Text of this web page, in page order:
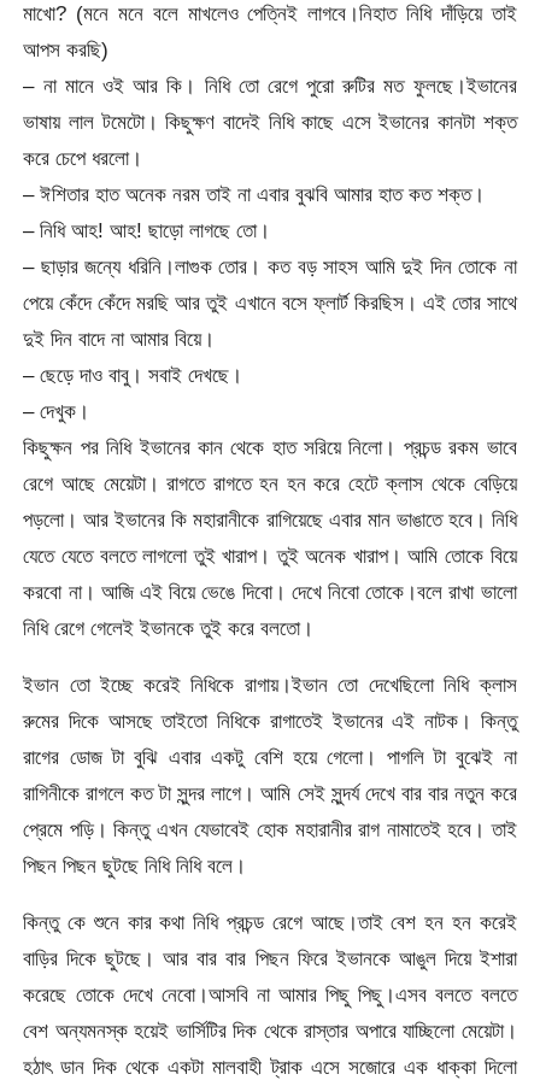
মাখো? (মনে মনে বলে মাখলেও পেত্নিই লাগবে।নিহাত নিধি দাঁড়িয়ে তাই
আপস করছি)
– না মানে ওই আর কি। নিধি তো রেগে পুরো রুটির মত ফুলছে।ইভানের
ভাষায় লাল টমেটো। কিছুক্ষণ বাদেই নিধি কাছে এসে ইভানের কানটা শক্ত
করে চেপে ধরলো।
– ঈশিতার হাত অনেক নরম তাই না এবার বুঝবি আমার হাত কত শক্ত।
– নিধি আহ! আহ! ছাড়ো লাগছে তো।
– ছাড়ার জন্যে ধরিনি।লাগুক তোর। কত বড় সাহস আমি দুই দিন তোকে না
পেয়ে কেঁদে কেঁদে মরছি আর তুই এখানে বসে ফ্লার্ট কিরছিস। এই তোর সাথে
দুই দিন বাদে না আমার বিয়ে।
– ছেড়ে দাও বাবু। সবাই দেখছে।
– দেখুক।
কিছুক্ষন পর নিধি ইভানের কান থেকে হাত সরিয়ে নিলো। প্রচন্ড রকম ভাবে
রেগে আছে মেয়েটা। রাগতে রাগতে হন হন করে হেটে ক্লাস থেকে বেড়িয়ে
পড়লো। আর ইভানের কি মহারানীকে রাগিয়েছে এবার মান ভাঙাতে হবে। নিধি
যেতে যেতে বলতে লাগলো তুই খারাপ। তুই অনেক খারাপ। আমি তোকে বিয়ে
করবো না। আজি এই বিয়ে ভেঙে দিবো। দেখে নিবো তোকে।বলে রাখা ভালো
নিধি রেগে গেলেই ইভানকে তুই করে বলতো।
ইভান তো ইচ্ছে করেই নিধিকে রাগায়।ইভান তো দেখেছিলো নিধি ক্লাস
রুমের দিকে আসছে তাইতো নিধিকে রাগাতেই ইভানের এই নাটক। কিন্তু
রাগের ডোজ টা বুঝি এবার একটু বেশি হয়ে গেলো। পাগলি টা বুঝেই না
রাগিনীকে রাগলে কত টা সুন্দর লাগে। আমি সেই সুন্দর্য দেখে বার বার নতুন করে
প্রেমে পড়ি। কিন্তু এখন যেভাবেই হোক মহারানীর রাগ নামাতেই হবে। তাই
পিছন পিছন ছুটছে নিধি নিধি বলে।
কিন্তু কে শুনে কার কথা নিধি প্রচন্ড রেগে আছে।তাই বেশ হন হন করেই
বাড়ির দিকে ছুটছে। আর বার বার পিছন ফিরে ইভানকে আঙুল দিয়ে ইশারা
করেছে তোকে দেখে নেবো।আসবি না আমার পিছু পিছু।এসব বলতে বলতে
বেশ অন্যমনস্ক হয়েই ভার্সিটির দিক থেকে রাস্তার অপারে যাচ্ছিলো মেয়েটা।
হঠাৎ ডান দিক থেকে একটা মালবাহী ট্রাক এসে সজোরে এক ধাক্কা দিলো